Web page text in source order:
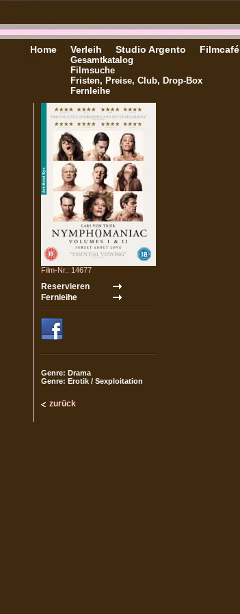
Home Verleih
Gesamtkatalog
Filmsuche
Fristen, Preise, Club, Drop-Box
Fernleihe
Studio Argento Filmcafé
Film-Nr.: 14677
Genre: Drama
Genre: Erotik / Sexploitation
zurück